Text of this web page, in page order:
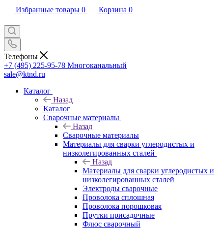
Избранные товары 0 Корзина 0
Телефоны
+7 (495) 225-95-78 Многоканальный
sale@ktnd.ru
Каталог
Назад
Каталог
Сварочные материалы
Назад
Сварочные материалы
Материалы для сварки углеродистых и
низколегированных сталей
Назад
Материалы для сварки углеродистых и
низколегированных сталей
Электроды сварочные
Проволока сплошная
Проволока порошковая
Прутки присадочные
Флюс сварочный